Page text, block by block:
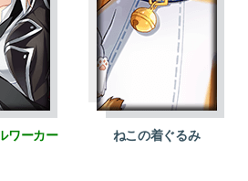
ワーカー ねこの着ぐるみ